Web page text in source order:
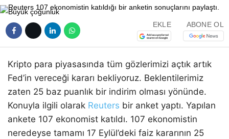
EKLE ABONE OL
Kripto para piyasasında tüm gözlerimizi açtık artık
Fed’in vereceği kararı bekliyoruz. Beklentilerimiz
zaten 25 baz puanlık bir indirim olması yönünde.
Konuyla ilgili olarak Reuters bir anket yaptı. Yapılan
ankete 107 ekonomist katıldı. 107 ekonomistin
neredeyse tamamı 17 Eylül’deki faiz kararının 25